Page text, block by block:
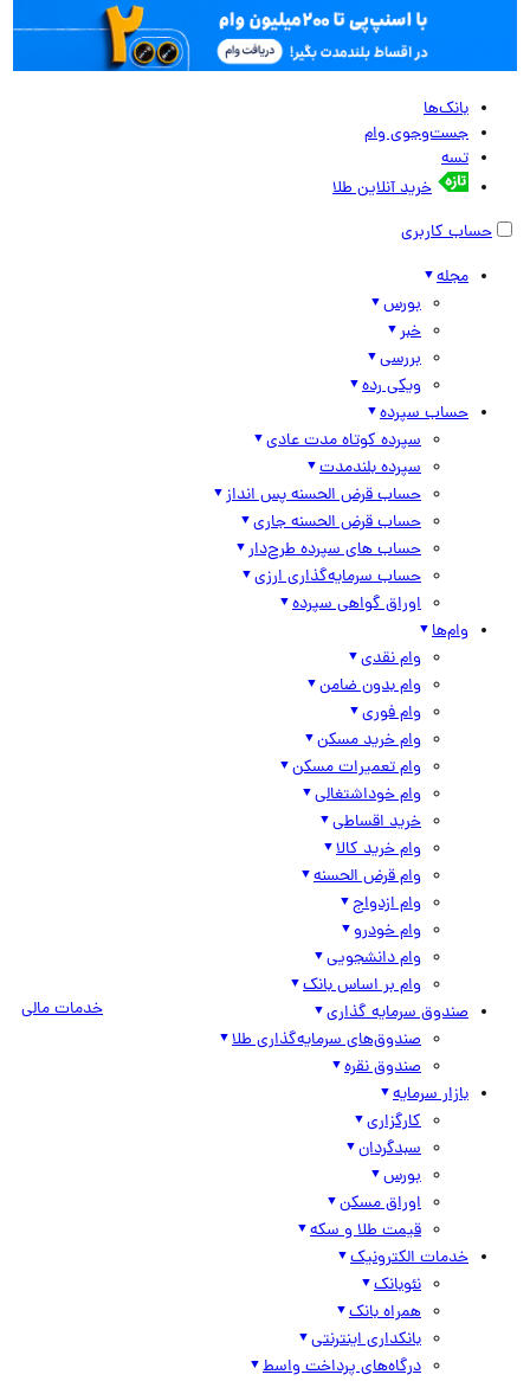
بانک‌ها
جست‌وجوی وام
تسه
خرید آنلاین طلا
حساب کاربری
مجله
بورس
خبر
بررسی
ویکی رده
حساب سپرده
سپرده کوتاه مدت عادی
سپرده بلندمدت
حساب قرض الحسنه پس انداز
حساب قرض الحسنه جاری
حساب های سپرده طرح‌دار
حساب سرمایه‌گذاری ارزی
اوراق گواهی سپرده
وام‌ها
وام نقدی
وام بدون ضامن
وام فوری
وام خرید مسکن
وام تعمیرات مسکن
وام خوداشتغالی
خرید اقساطی
وام خرید کالا
وام قرض الحسنه
وام ازدواج
وام خودرو
وام دانشجویی
وام بر اساس بانک
صندوق سرمایه گذاری
صندوق‌های سرمایه‌گذاری طلا
صندوق نقره
بازار سرمایه
کارگزاری
سبدگردان
بورس
اوراق مسکن
قیمت طلا و سکه
خدمات الکترونیک
نئوبانک
همراه بانک
بانکداری اینترنتی
درگاه‌های پرداخت واسط
خدمات مالی